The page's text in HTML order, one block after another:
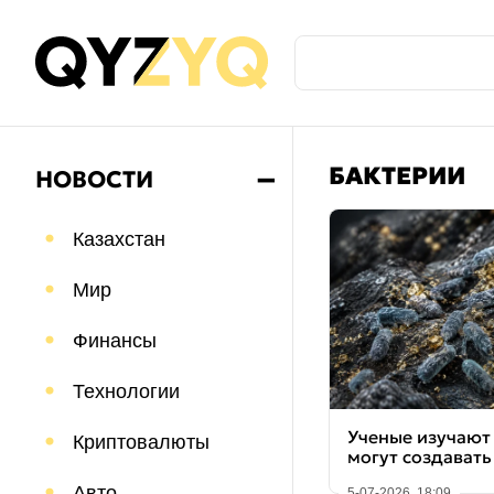
НОВОСТИ ➖
Казахстан
Мир
Финансы
Технологии
Криптовалюты
БАКТЕРИИ
Ученые
могут